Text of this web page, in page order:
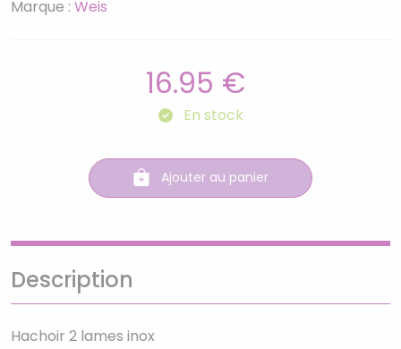
Marque : Weis
16.95 €
En stock
Ajouter au panier
Description
Hachoir 2 lames inox